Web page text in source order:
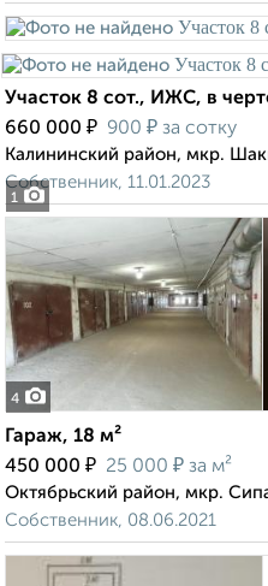
1
Участок 8 сот., ИЖС, в
660 000 ₽ 900 ₽ за сотку
Калининский район, мкр.
Собственник, 11.01.2023
4
Гараж, 18 м²
450 000 ₽ 25 000 ₽ за м²
Октябрьский район, мкр.
Собственник, 08.06.2021